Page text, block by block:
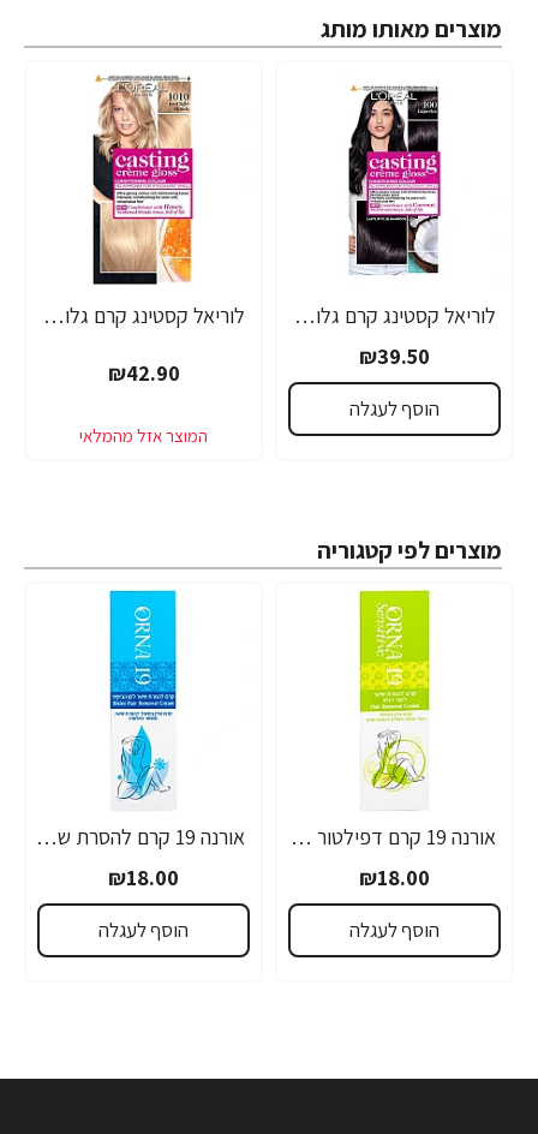
מוצרים מאותו מותג
לוריאל קסטינג קרם גלוס צבע שיער ללא אמוניה למראה מבריק ועשיר - בגוון 100 שחור עמוק
₪39.50
הוסף לעגלה
לוריאל קסטינג קרם גלוס צבע שיער ללא אמוניה למראה מבריק ועשיר - בגוון 1010 בלונד סופר בהיר
₪42.90
מוצרים לפי קטגוריה
אורנה 19 קרם דפילטור לעור רגיש 80 גרם
₪18.00
הוסף לעגלה
אורנה 19 קרם להסרת שיער לקו הביקיני 90 מ"ל
₪18.00
הוסף לעגלה